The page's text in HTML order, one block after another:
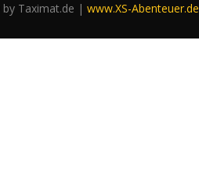
Taximat.de | www.XS-Abenteuer.de